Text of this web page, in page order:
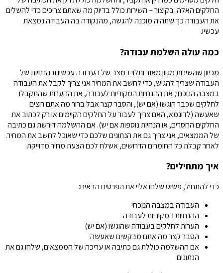
החלקים האלה. בקיצור – השירות כולל בדיוק מה שאתם צריכים כדי להשלים
את העבודה כך שתהיה מוכנה להגשה, מהנקודה בה העבודה נמצאת
עכשיו.
כמה עולה השלמת עבודה?
מכיוון שהשירות מגוון מאוד ותלוי במצב של העבודה עכשיו ובהנחיות של
העבודה שצריך להגיש, כדי לחשב את המחיר אני צריך לקבל את העבודה
במצבה הנוכחי, את ההנחיות המקוריות לעבודה, את ההערות שהתקבלו
לחלקים שכבר הוגשו (אם יש), והסבר קצר אבל ברור מה אתם רוצים
שאעשה (לדוגמא, האם צריך לעבור על החלקים הקיימים או רק לכתוב את
החלקים החסרים, או הנחיות נוספות אם יש). אם ההשלמה דורשת גם כתיבה
של הממצאים, אני צריך גם את הנתונים שלכם כדי שאוכל לחשב את המחיר.
לאחר קבלת כל החומרים הדרושים, אשלח לכם הצעת מחיר מדוייקת.
איך מתחילים?
כדי להתחיל, פשוט שלחו אליי את הפרטים הבאים:
העבודה במצבה הנוכחי
ההנחיות המקוריות לעבודה
הערות לחלקים בעבודה שהוגשו (אם יש)
הסבר קצר מה אתם מבקשים שאעשה
אם ההשלמה כוללת גם כתיבה או עריכה של הממצאים, שלחו גם את
הנתונים